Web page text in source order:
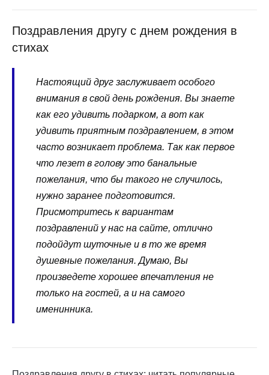
Поздравления другу с днем рождения в
стихах
Настоящий друг заслуживает особого
внимания в свой день рождения. Вы знаете
как его удивить подарком, а вот как
удивить приятным поздравлением, в этом
часто возникает проблема. Так как первое
что лезет в голову это банальные
пожелания, что бы такого не случилось,
нужно заранее подготовится.
Присмотритесь к вариантам
поздравлений у нас на сайте, отлично
подойдут шуточные и в то же время
душевные пожелания. Думаю, Вы
произведете хорошее впечатления не
только на гостей, а и на самого
именинника.